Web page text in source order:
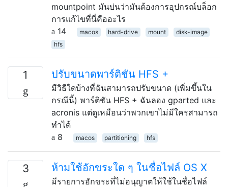
mountpoint มันบ่นว่ามันต้องการอุปกรณ์บล็อก
การแก้ไขที่นี่คืออะไร
14
macos hard-drive mount
disk-image
hfs
1 ปรับขนาดพาร์ติชัน HFS +
มีวิธีใดบ้างที่ฉันสามารถปรับขนาด (เพิ่มขึ้นใน
กรณีนี้) พาร์ติชัน HFS + ฉันลอง gparted และ
acronis แต่ดูเหมือนว่าพวกเขาไม่มีใครสามารถ
ทำได้
8
macos partitioning hfs
3 ห้ามใช้อักขระใด ๆ ในชื่อไฟล์ OS X
มีรายการอักขระที่ไม่อนุญาตให้ใช้ในชื่อไฟล์